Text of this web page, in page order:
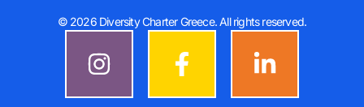
© 2026 Diversity Charter Greece. All rights reserved.